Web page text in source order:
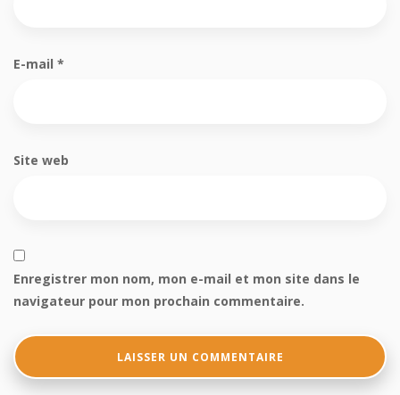
E-mail *
Site web
Enregistrer mon nom, mon e-mail et mon site dans le
navigateur pour mon prochain commentaire.